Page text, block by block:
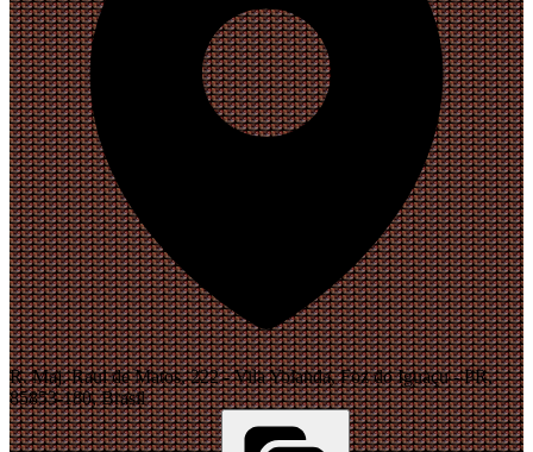
R. Maj. Raul de Matos, 222 - Vila Yolanda, Foz do Iguaçu - PR,
85853-180, Brasil